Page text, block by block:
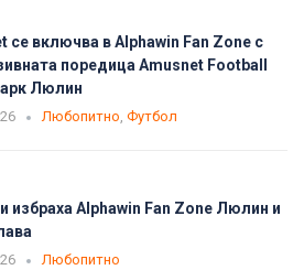
се включва в Alphawin Fan Zone с
поредица Amusnet Football
Люлин
Любопитно Футбол
избраха Alphawin Fan Zone Люлин и
Любопитно